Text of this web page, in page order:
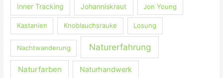
Inner Tracking Johanniskraut Jon Young
Kastanien Knoblauchsrauke Losung
Nachtwanderung Naturerfahrung
Naturfarben Naturhandwerk